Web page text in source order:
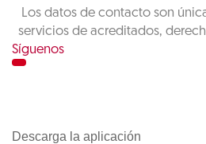
Los datos de contacto son
servicios de acreditados,
Síguenos
Descarga la aplicación